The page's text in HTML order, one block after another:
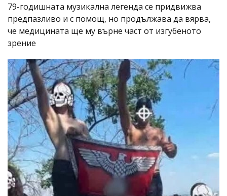
79-годишната музикална легенда се придвижва
предпазливо и с помощ, но продължава да вярва,
че медицината ще му върне част от изгубеното
зрение